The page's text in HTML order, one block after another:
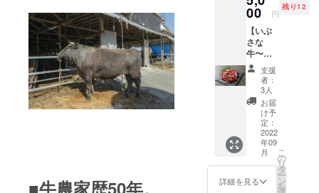
ていた
だきま
す。
です。
実際に
お届け
する
パッ
ケージ
と異な
る場合
がござ
いま
す。 ※
商品詳
細は活
動報告
にて公
開させ
00 円
残り12
【いぶ
さな
牛〜お
試し
パッ
ク〜】
￥5,000
（税込/
クール
便送料
¥1,200
含む）
■切り落
とし
150g ■
支援
者：
3人
お届
け予
定：
2022
年09
月
詳細を見る
こ
の
リ
タ
ー
ン
を